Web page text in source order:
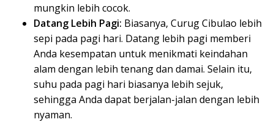
mungkin lebih cocok.
Datang Lebih Pagi: Biasanya, Curug Cibulao lebih
sepi pada pagi hari. Datang lebih pagi memberi
Anda kesempatan untuk menikmati keindahan
alam dengan lebih tenang dan damai. Selain itu,
suhu pada pagi hari biasanya lebih sejuk,
sehingga Anda dapat berjalan-jalan dengan lebih
nyaman.